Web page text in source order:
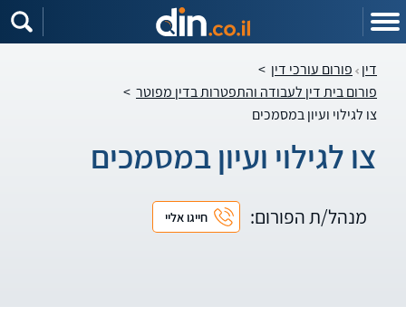
דין פורום עורכי דין >
פורום בית דין לעבודה והתפטרות בדין מפוטר >
צו לגילוי ועיון במסמכים
צו לגילוי ועיון במסמכים
מנהל/ת הפורום: חייגו אליי